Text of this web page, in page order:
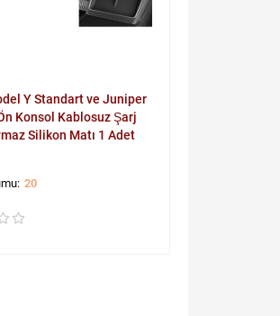
Y Standart ve Juniper
Konsol Kablosuz Şarj
Silikon Matı 1 Adet
20